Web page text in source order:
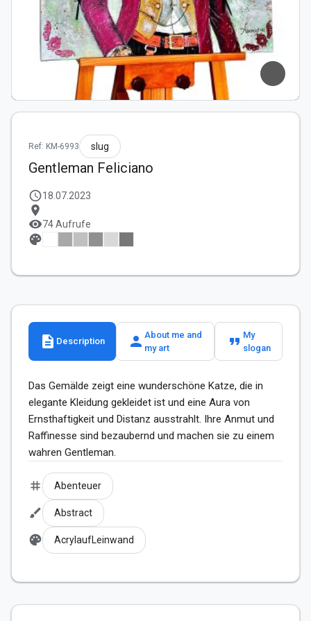
Ref: KM-6993 slug
Gentleman Feliciano
schedule18.07.2023
location_on
visibility74 Aufrufe
palette
description Description person About me and
my art
format_quote My
slogan
Das Gemälde zeigt eine wunderschöne Katze, die in
elegante Kleidung gekleidet ist und eine Aura von
Ernsthaftigkeit und Distanz ausstrahlt. Ihre Anmut und
Raffinesse sind bezaubernd und machen sie zu einem
wahren Gentleman.
tag Abenteuer
brush Abstract
palette AcrylaufLeinwand